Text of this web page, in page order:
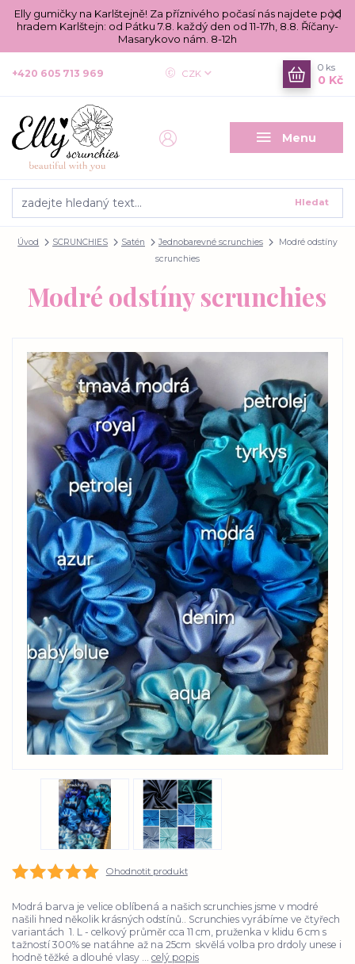
Elly gumičky na Karlštejně! Za příznivého počasí nás najdete pod
hradem Karlštejn: od Pátku 7.8. každý den od 11-17h, 8.8. Říčany-
Masarykovo nám. 8-12h
Menu
CZK
Hledat
+420 605 713 969
0 ks
0 Kč
Úvod SCRUNCHIES Satén Jednobarevné scrunchies
Modré odstíny
scrunchies
Modré odstíny scrunchies
Ohodnotit produkt
Modrá barva je velice oblíbená a našich scrunchies jsme v modré
našili hned několik krásných odstínů.. Scrunchies vyrábíme ve čtyřech
variantách 1. L - celkový průměr cca 11 cm, pruženka v klidu 6 cm s
tažností 300% se natáhne až na 25cm skvělá volba pro drdoly unese i
hodně těžké a dlouhé vlasy ... celý popis